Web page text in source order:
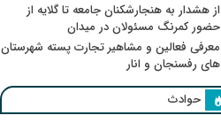
از هشدار به هنجارشکنان جامعه تا گلایه از
حضور کمرنگ مسئولان در میدان
معرفی فعالین و مشاهیر تجارت پسته شهرستان
های رفسنجان و انار
حوادث